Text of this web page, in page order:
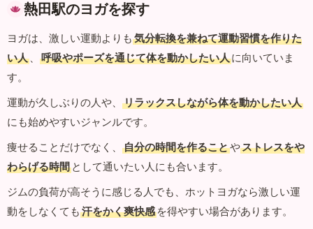
熱田駅のヨガを探す
ヨガは、激しい運動よりも 気分転換を兼ねて運動習慣を作りた
い人 、 呼吸やポーズを通じて体を動かしたい人に向いていま
す。
運動が久しぶりの人や、
リラックスしながら体を動かしたい人
にも始めやすいジャンルです。
痩せることだけでなく、
自分の時間を作ることやストレスをや
わらげる時間 として通いたい人にも合います。
ジムの負荷が高そうに感じる人でも、ホットヨガなら激しい運
動をしなくても 汗をかく爽快感 を得やすい場合があります。